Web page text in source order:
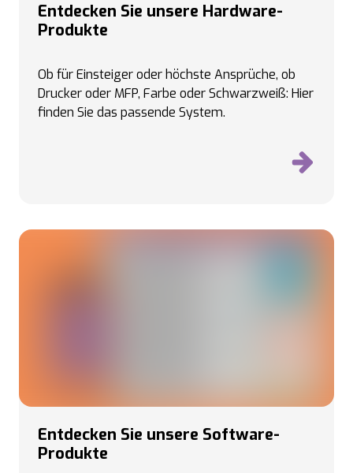
Entdecken Sie unsere Hardware-
Produkte
Ob für Einsteiger oder höchste Ansprüche, ob
Drucker oder MFP, Farbe oder Schwarzweiß: Hier
finden Sie das passende System.
Entdecken Sie unsere Software-
Produkte